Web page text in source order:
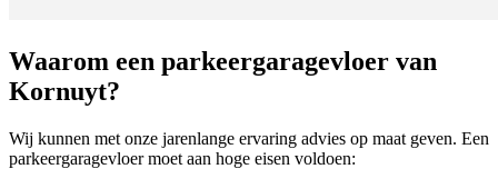
Waarom een parkeergaragevloer van
Kornuyt?
Wij kunnen met onze jarenlange ervaring advies op maat geven. Een
parkeergaragevloer moet aan hoge eisen voldoen: